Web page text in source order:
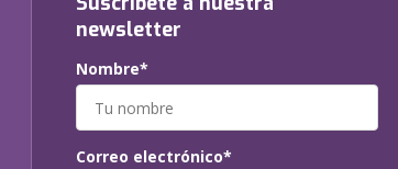
newsletter
Nombre*
Correo electrónico*